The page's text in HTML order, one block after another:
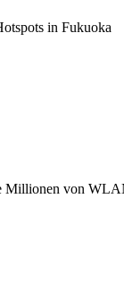
in Fukuoka
Millionen von